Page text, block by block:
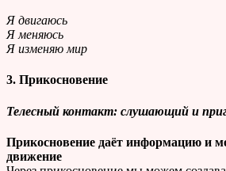
Я двигаюсь
Я меняюсь
Я изменяю мир
3. Прикосновение
Телесный контакт: слушающий и
Прикосновение даёт информацию и
движение